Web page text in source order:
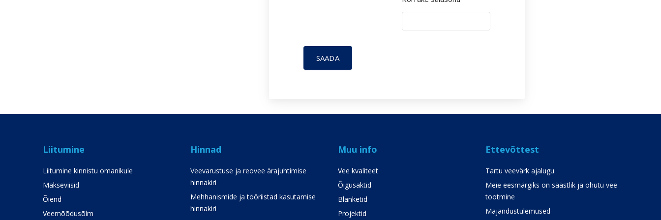
SAADA
Liitumine
Liitumine kinnistu omanikule
Makseviisid
Õiend
Veemõõdusõlm
Hinnad
Veevarustuse ja reovee ärajuhtimise
hinnakiri
Mehhanismide ja tööriistad kasutamise
hinnakiri
Muu info
Vee kvaliteet
Õigusaktid
Blanketid
Projektid
Ettevõttest
Tartu veevärk ajalugu
Meie eesmärgiks on säästlik ja ohutu vee
tootmine
Majandustulemused